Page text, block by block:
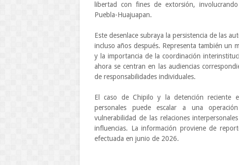
libertad con fines de extorsión,
Puebla-Huajuapan.
Este desenlace subraya la persistencia de las
incluso años después. Representa también un
y la importancia de la coordinación
ahora se centran en las audiencias
de responsabilidades individuales.
El caso de Chipilo y la detención reciente
personales puede escalar a una
vulnerabilidad de las relaciones
influencias. La información proviene de
efectuada en junio de 2026.